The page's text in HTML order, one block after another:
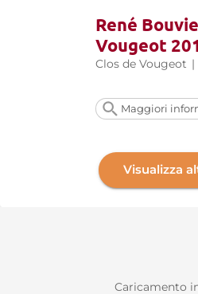
René
Vougeot
Clos de Vougeot |
Maggiori
Visualizza
Caricamento